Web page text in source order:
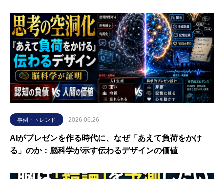
事例・トレンド 2026.06.26
AIがプレゼンを作る時代に、なぜ「あえて負荷をかけ
る」のか：脳科学が示す伝わるデザインの価値